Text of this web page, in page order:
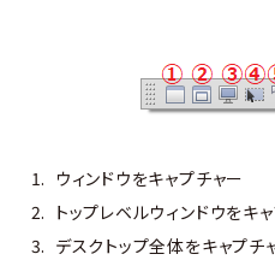
ウィンドウをキャプチャー
トップレベルウィンドウをキ
デスクトップ全体をキャプチ